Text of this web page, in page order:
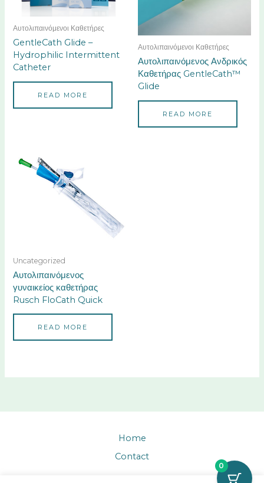
Αυτολιπαινόμενοι Καθετήρες
GentleCath Glide –
Hydrophilic Intermittent
Catheter
READ MORE
Αυτολιπαινόμενοι Καθετήρες
Αυτολιπαινόμενος Ανδρικός
Καθετήρας GentleCath™
Glide
READ MORE
Uncategorized
Αυτολιπαινόμενος
γυναικείος καθετήρας
Rusch FloCath Quick
READ MORE
Home
Contact
0